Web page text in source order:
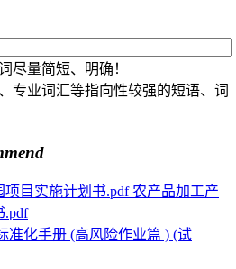
尽量简短、明确！
专业词汇等指向性较强的短语、词
农产品加工产
.pdf